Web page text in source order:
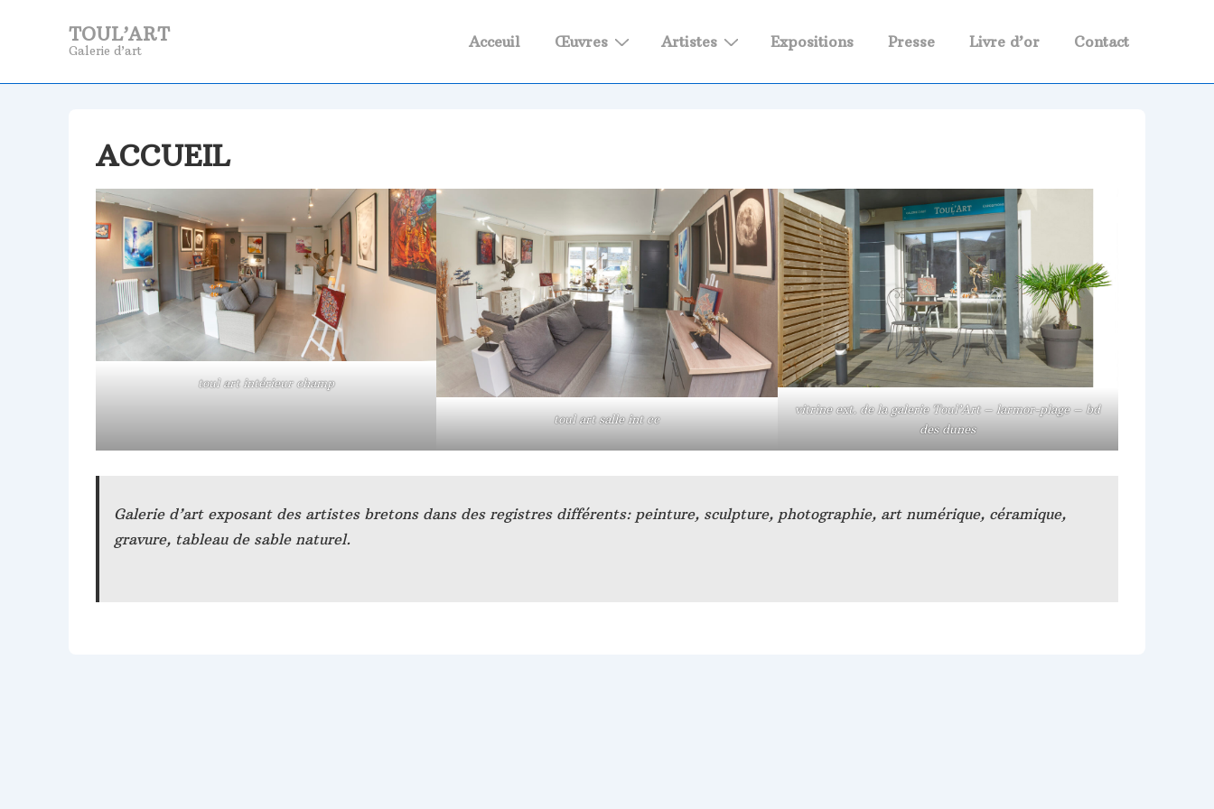
contenu
TOUL’ART
Galerie d’art
MainAcceuil Œuvres Artistes Expositions Presse Livre d’or Contact
ACCUEIL
toul art intérieur champ
toul art salle int cc
vitrine ext. de la galerie Toul’Art – larmor-plage – bd
des dunes
Galerie d’art exposant des artistes bretons dans des registres différents: peinture, sculpture, photographie, art numérique, céramique,
gravure, tableau de sable naturel.